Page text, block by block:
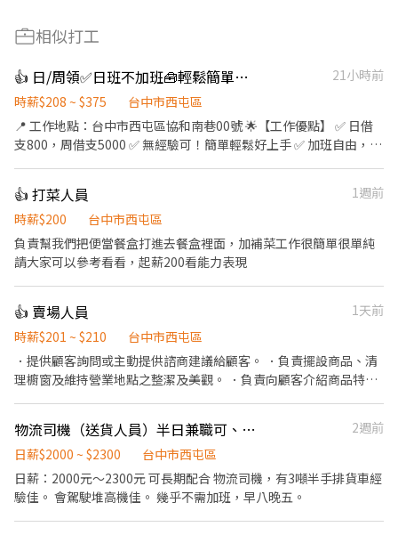
相似打工
👍 日/周領✅日班不加班🧰輕鬆簡單理貨員
21小時前
時薪$208 ~ $375
台中市西屯區
📍 工作地點：台中市西屯區協和南巷00號 🌟【工作優點】 ✅ 日借
支800，周借支5000 ✅ 無經驗可！簡單輕鬆好上手 ✅ 加班自由，生
【工作內容】 ✔ 包裝、出貨、退貨處理 ✔ 貼標籤、分類、簡易整理
等輕作業 🕒【固定班別】 ☀ 日班A｜08:00－17:00時薪 $208/H｜
月約 $36,608起 ☀ 日班B｜09:00－18:00 🌤 午班A｜13:30－22:30
時薪 $220/H｜月約 $38,720起 🌙 午班B｜15:00－00:00時薪
—————— 👉 有興趣直接私訊了解 （04）2560-0907 #1105找艾
瑪 賴 ID：@190ktlnc https://lin.ee/L0VkiWF （加好友後請傳職缺
截圖畫面+姓名電話生日✉️ 參考其他職缺： https://jobappmeta-
y8adb6ni.manus.space
👍 打菜人員
1週前
時薪$200
台中市西屯區
負責幫我們把便當餐盒打進去餐盒裡面，加補菜工作很簡單很單純
請大家可以參考看看，起薪200看能力表現
👍 賣場人員
1天前
時薪$201 ~ $210
台中市西屯區
．提供顧客詢問或主動提供諮商建議給顧客。 ．負責擺設商品、清
理櫥窗及維持營業地點之整潔及美觀。 ．負責向顧客介紹商品特
束營業前，統計銷售情形、盤點貨品存量及撰寫當日業務報表。
物流司機（送貨人員）半日兼職可、可日領、可長期、見紅休
2週前
日薪$2000 ~ $2300
台中市西屯區
日薪：2000元～2300元 可長期配合 物流司機，有3噸半手排貨車經
驗佳。 會駕駛堆高機佳。 幾乎不需加班，早八晚五。